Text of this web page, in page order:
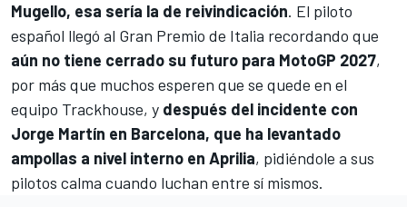
Mugello, esa sería la de reivindicación. El piloto
español llegó al Gran Premio de Italia recordando que
aún no tiene cerrado su futuro para MotoGP 2027,
por más que muchos esperen que se quede en el
equipo Trackhouse, y después del incidente con
Jorge Martín en Barcelona, que ha levantado
ampollas a nivel interno en Aprilia, pidiéndole a sus
pilotos calma cuando luchan entre sí mismos.